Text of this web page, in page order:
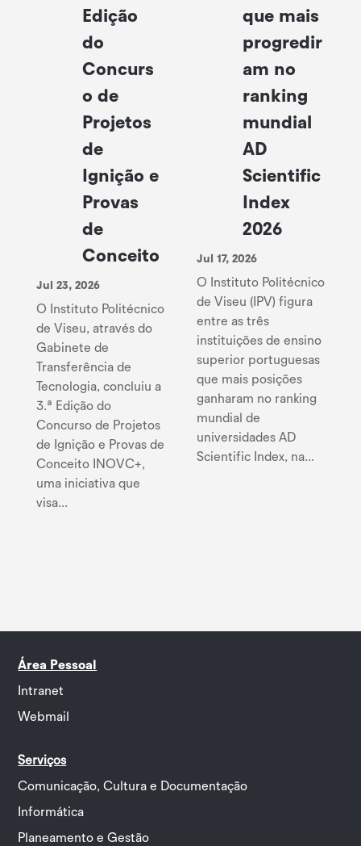
Edição
do
Concurs
o de
Projetos
de
Ignição e
Provas
de
Conceito
Jul 23, 2026
O Instituto Politécnico
de Viseu, através do
Gabinete de
Transferência de
Tecnologia, concluiu a
3.ª Edição do
Concurso de Projetos
de Ignição e Provas de
Conceito INOVC+,
uma iniciativa que
visa...
que mais
progredir
am no
ranking
mundial
AD
Scientific
Index
2026
Jul 17, 2026
O Instituto Politécnico
de Viseu (IPV) figura
entre as três
instituições de ensino
superior portuguesas
que mais posições
ganharam no ranking
mundial de
universidades AD
Scientific Index, na...
Área Pessoal
Intranet
Webmail
Serviços
Comunicação, Cultura e Documentação
Informática
Planeamento e Gestão